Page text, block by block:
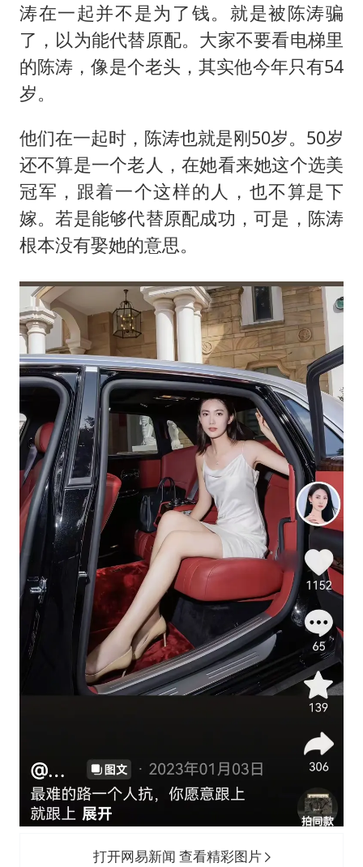
涛在一起并不是为了钱。就是被陈涛骗
了，以为能代替原配。大家不要看电梯里
的陈涛，像是个老头，其实他今年只有54
岁。
他们在一起时，陈涛也就是刚50岁。50岁
还不算是一个老人，在她看来她这个选美
冠军，跟着一个这样的人，也不算是下
嫁。若是能够代替原配成功，可是，陈涛
根本没有娶她的意思。
打开网易新闻 查看精彩图片